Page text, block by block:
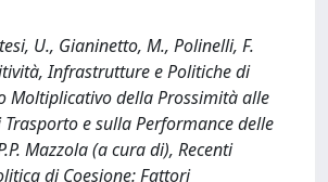
U., Gianinetto, M., Polinelli, F.
Infrastrutture e Politiche di
Moltiplicativo della Prossimità alle
e sulla Performance delle
Mazzola (a cura di), Recenti
di Coesione: Fattori